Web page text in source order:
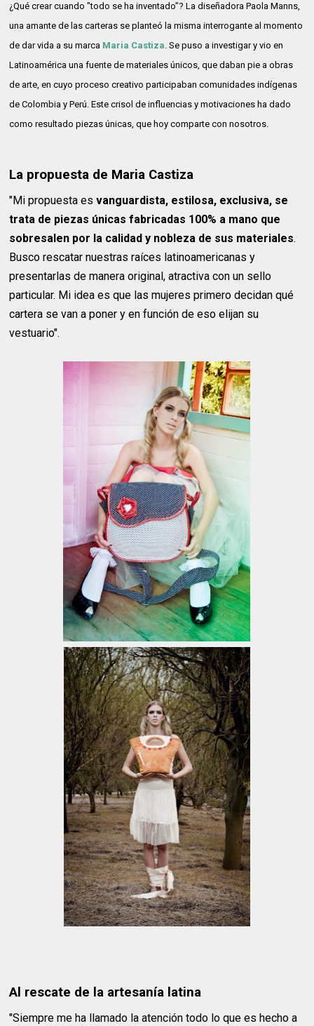
¿Qué crear cuando "todo se ha inventado"? La diseñadora Paola Manns,
una amante de las carteras se planteó la misma interrogante al momento
de dar vida a su marca Maria Castiza. Se puso a investigar y vio en
Latinoamérica una fuente de materiales únicos, que daban pie a obras
de arte, en cuyo proceso creativo participaban comunidades indígenas
de Colombia y Perú. Este crisol de influencias y motivaciones ha dado
como resultado piezas únicas, que hoy comparte con nosotros.
La propuesta de Maria Castiza
"Mi propuesta esvanguardista, estilosa, exclusiva, se
trata de piezas únicas fabricadas 100% a mano que
sobresalen por la calidad y nobleza de sus materiales.
Busco rescatar nuestras raíces latinoamericanas y
presentarlas de manera original, atractiva con un sello
particular. Mi idea es que las mujeres primero decidan qué
cartera se van a poner y en función de eso elijan su
vestuario".
Al rescate de la artesanía latina
"Siempre me ha llamado la atención todo lo que es hecho a